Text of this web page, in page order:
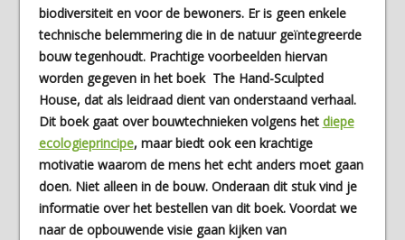
biodiversiteit en voor de bewoners. Er is geen enkele
technische belemmering die in de natuur geïntegreerde
bouw tegenhoudt. Prachtige voorbeelden hiervan
worden gegeven in het boek The Hand-Sculpted
House, dat als leidraad dient van onderstaand verhaal.
Dit boek gaat over bouwtechnieken volgens het diepe
ecologieprincipe, maar biedt ook een krachtige
motivatie waarom de mens het echt anders moet gaan
doen. Niet alleen in de bouw. Onderaan dit stuk vind je
informatie over het bestellen van dit boek. Voordat we
naar de opbouwende visie gaan kijken van